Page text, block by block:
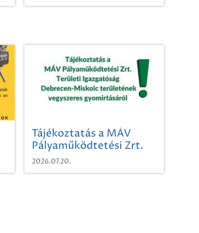
Tájékoztatás a MÁV
Pályaműködtetési Zrt.
Területi Igazgatóság
Debrecen-Miskolc
2026.07.20.